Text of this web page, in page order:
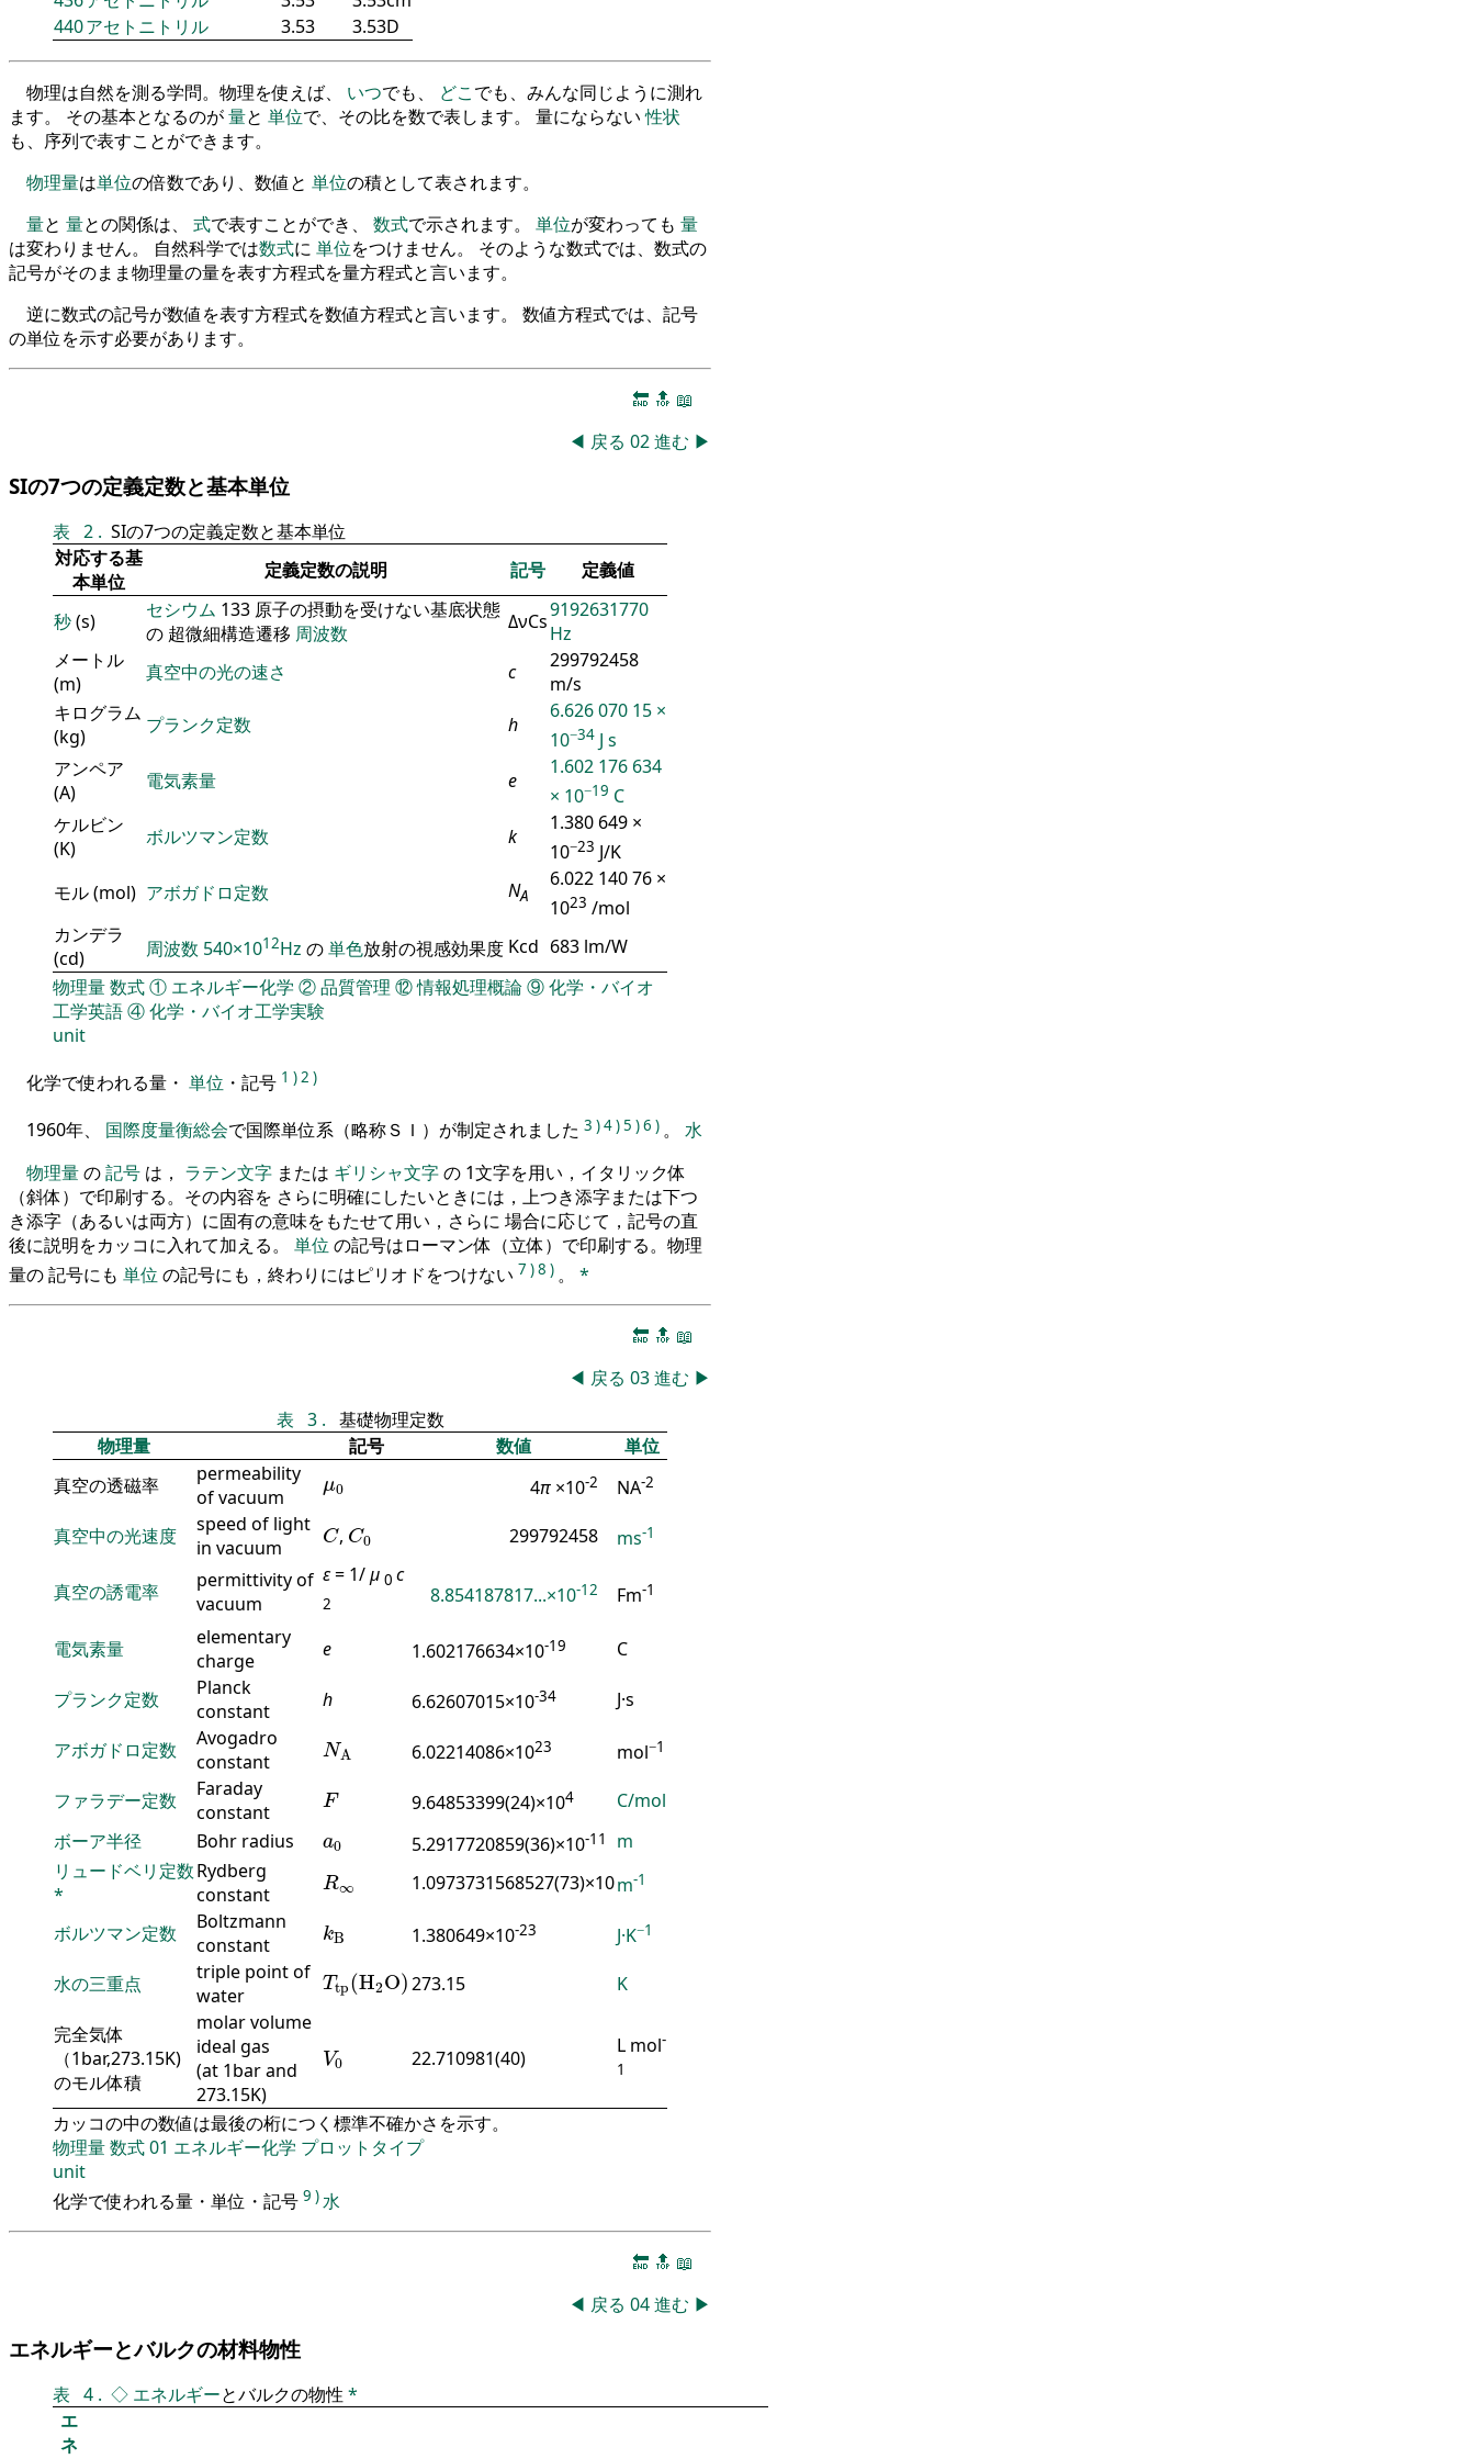
440アセトニトリル 3.53 3.53D
物理は自然を測る学問。物理を使えば、 いつでも、 どこでも、みんな同じように測れ
ます。 その基本となるのが量と 単位で、その比を数で表します。 量にならない性状
も、序列で表すことができます。
物理量は単位の倍数であり、数値と 単位の積として表されます。
量と 量との関係は、 式で表すことができ、 数式で示されます。 単位が変わっても 量
は変わりません。 自然科学では数式に 単位をつけません。 そのような数式では、数式の
記号がそのまま物理量の量を表す方程式を量方程式と言います。
逆に数式の記号が数値を表す方程式を数値方程式と言います。 数値方程式では、記号
の単位を示す必要があります。
🔚 🔝 📖
◀ 戻る 02進む ▶
SIの7つの定義定数と基本単位
表 2 . SIの7つの定義定数と基本単位
対応する基
本単位
定義定数の説明 記号 定義値
秒(s) セシウム 133 原子の摂動を受けない基底状態
の 超微細構造遷移 周波数 ΔνCs9192631770
Hz
メートル
(m)
真空中の光の速さ c
299792458
m/s
キログラム
(kg)
プランク定数 h
6.626 070 15 ×
10−34 J s
アンペア
(A)
電気素量 e
1.602 176 634
× 10−19 C
ケルビン
(K)
ボルツマン定数 k
1.380 649 ×
10−23 J/K
モル (mol) アボガドロ定数 NA
6.022 140 76 ×
1023 /mol
カンデラ
(cd)
周波数 540×1012Hz の単色放射の視感効果度 Kcd 683 lm/W
物理量数式① エネルギー化学 ②品質管理 ⑫情報処理概論⑨化学・バイオ
工学英語④化学・バイオ工学実験
unit
化学で使われる量・ 単位 ・記号 1 )2 )
1960年、 国際度量衡総会で国際単位系（略称ＳＩ）が制定されました 3 )4)5 )6 ) 。 水
物理量の記号 は， ラテン文字 または ギリシャ文字の 1文字を用い，イタリック体
（斜体）で印刷する。その内容を さらに明確にしたいときには，上つき添字または下つ
き添字（あるいは両方）に固有の意味をもたせて用い，さらに 場合に応じて，記号の直
後に説明をカッコに入れて加える。 単位 の記号はローマン体（立体）で印刷する。物理
量の 記号にも 単位 の記号にも，終わりにはピリオドをつけない 7 )8 ) 。 *
🔚 🔝 📖
◀ 戻る 03進む ▶
表 3 . 基礎物理定数
物理量
記号 数値
単位
真空の透磁率
permeability
of vacuum
μ0
μ0 4π ×10-2 NA-2
真空中の光速度
speed of light
in vacuum
C
C, C0
C0 299792458 ms-1
真空の誘電率
permittivity of
vacuum
ε= 1/μ 0 c
2 8.854187817...×10-12 Fm-1
電気素量
elementary
charge
e 1.602176634×10-19 C
プランク定数
Planck
constant
h 6.62607015×10-34 J·s
アボガドロ定数
Avogadro
constant
NA
NA 6.02214086×1023 mol−1
ファラデー定数
Faraday
constant
F
F 9.64853399(24)×104
C/mol
ボーア半径
Bohr radius a0
a0 5.2917720859(36)×10-11
m
リュードベリ定数
*
Rydberg
constant
R∞
R∞ 1.0973731568527(73)×10m-1
ボルツマン定数
Boltzmann
constant
kB
k 1.380649×10-23 J·K−1
水の三重点
triple point of
water
Ttp(H2O)
Ttp(H 2O)273.15 K
完全気体
（1bar,273.15K)
のモル体積
molar volume
ideal gas
(at 1bar and
273.15K)
V0
V0 22.710981(40)
L mol-
1
カッコの中の数値は最後の桁につく標準不確かさを示す。
物理量数式01 エネルギー化学 プロットタイプ
unit
化学で使われる量・単位・記号 9 )水
🔚 🔝 📖
◀ 戻る 04進む ▶
エネルギーとバルクの材料物性
表 4 . ◇ エネルギーとバルクの物性 *
エ
ネ